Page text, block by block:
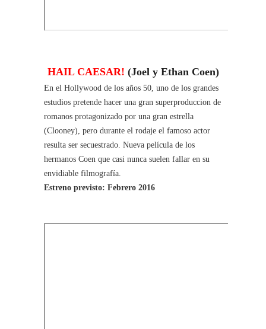
HAIL CAESAR! (Joel y Ethan Coen)
En el Hollywood de los años 50, uno de los grandes
estudios pretende hacer una gran superproduccion de
romanos protagonizado por una gran estrella
(Clooney), pero durante el rodaje el famoso actor
resulta ser secuestrado. Nueva película de los
hermanos Coen que casi nunca suelen fallar en su
envidiable filmografía.
Estreno previsto: Febrero 2016